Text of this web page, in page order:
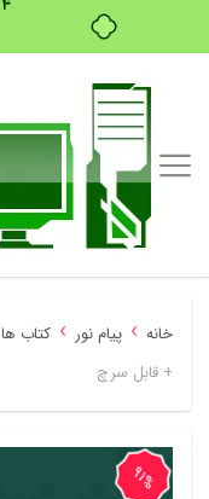
خانه › پیام نور › کتاب ها
+ قابل سرچ
91%